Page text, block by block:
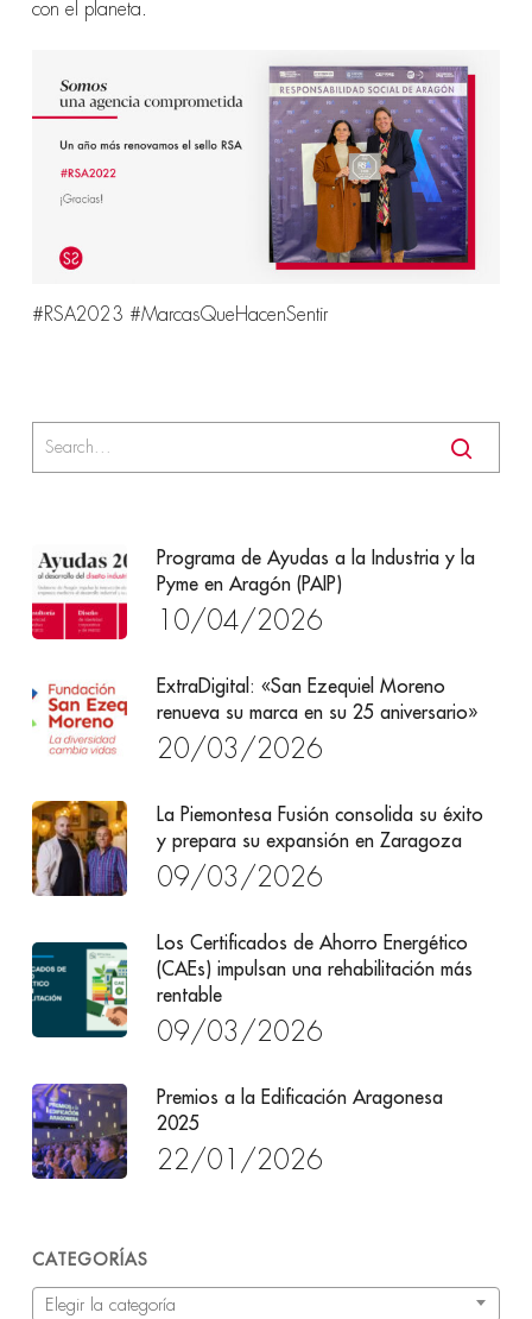
con el planeta.
#RSA2023 #MarcasQueHacenSentir
Programa de Ayudas a la Industria y la
Pyme en Aragón (PAIP)
10/04/2026
ExtraDigital: «San Ezequiel Moreno
renueva su marca en su 25 aniversario»
20/03/2026
La Piemontesa Fusión consolida su éxito
y prepara su expansión en Zaragoza
09/03/2026
Los Certificados de Ahorro Energético
(CAEs) impulsan una rehabilitación más
rentable
09/03/2026
Premios a la Edificación Aragonesa
2025
22/01/2026
CATEGORÍAS
Categorías
Elegir la categoría